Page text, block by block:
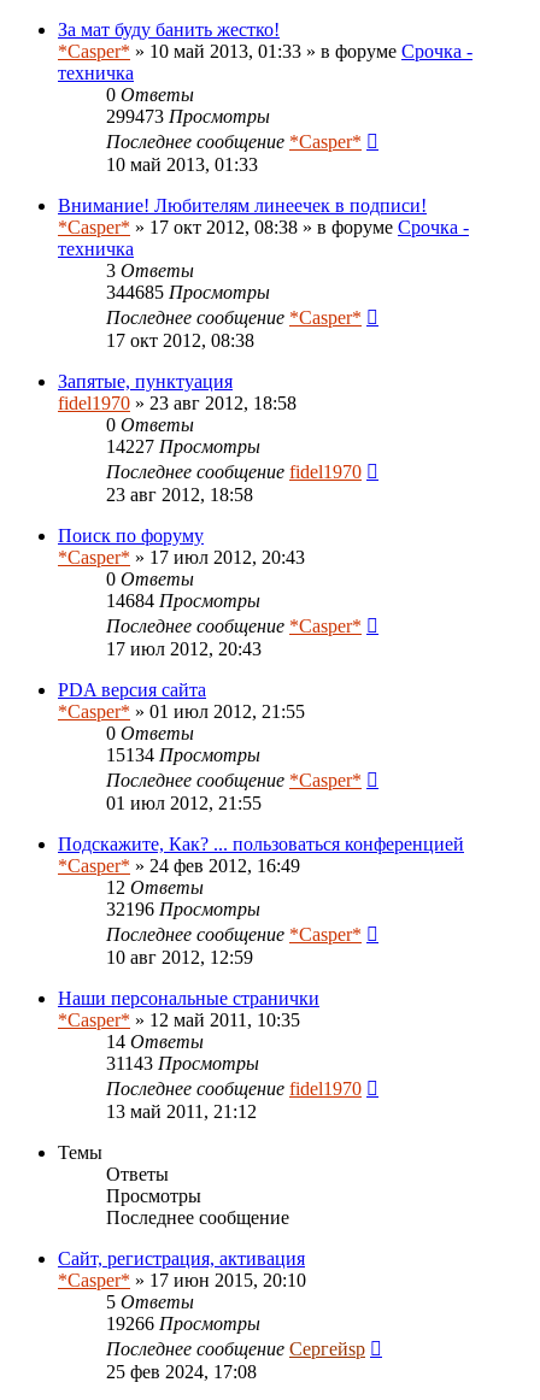
За мат буду банить жестко!
*Casper* » 10 май 2013, 01:33 » в форуме Срочка -
техничка
0 Ответы
299473 Просмотры
Последнее сообщение *Casper*
10 май 2013, 01:33
Внимание! Любителям линеечек в подписи!
*Casper* » 17 окт 2012, 08:38 » в форуме Срочка -
техничка
3 Ответы
344685 Просмотры
Последнее сообщение *Casper*
17 окт 2012, 08:38
Запятые, пунктуация
fidel1970 » 23 авг 2012, 18:58
0 Ответы
14227 Просмотры
Последнее сообщение fidel1970
23 авг 2012, 18:58
Поиск по форуму
*Casper* » 17 июл 2012, 20:43
0 Ответы
14684 Просмотры
Последнее сообщение *Casper*
17 июл 2012, 20:43
PDA версия сайта
*Casper* » 01 июл 2012, 21:55
0 Ответы
15134 Просмотры
Последнее сообщение *Casper*
01 июл 2012, 21:55
Подскажите, Как? ... пользоваться конференцией
*Casper* » 24 фев 2012, 16:49
12 Ответы
32196 Просмотры
Последнее сообщение *Casper*
10 авг 2012, 12:59
Наши персональные странички
*Casper* » 12 май 2011, 10:35
14 Ответы
31143 Просмотры
Последнее сообщение fidel1970
13 май 2011, 21:12
Темы
Ответы
Просмотры
Последнее сообщение
Сайт, регистрация, активация
*Casper* » 17 июн 2015, 20:10
5 Ответы
19266 Просмотры
Последнее сообщение Сергейsp
25 фев 2024, 17:08